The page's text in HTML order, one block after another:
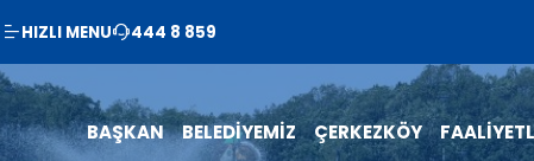
HIZLI MENU 444 8 859
BAŞKAN BELEDİYEMİZ ÇERKEZKÖY